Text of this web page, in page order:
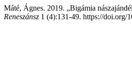
Máté, Ágnes. 2019. „Bigámia
Reneszánsz 1 (4):131-49. https://doi.org/